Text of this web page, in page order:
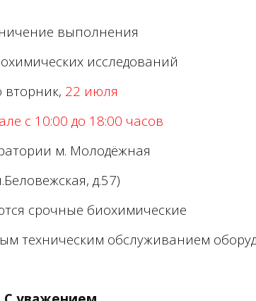
выполнения
исследований
вторник, 22 июля
с 10:00 до 18:00 часов
м. Молодёжная
д.57)
срочные биохимические
техническим обслуживанием